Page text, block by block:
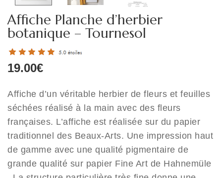
Affiche Planche d’herbier
botanique – Tournesol
19.00€
Affiche d’un véritable herbier de fleurs et feuilles
séchées réalisé à la main avec des fleurs
françaises. L’affiche est réalisée sur du papier
traditionnel des Beaux-Arts. Une impression haut
de gamme avec une qualité pigmentaire de
grande qualité sur papier Fine Art de Hahnemüle